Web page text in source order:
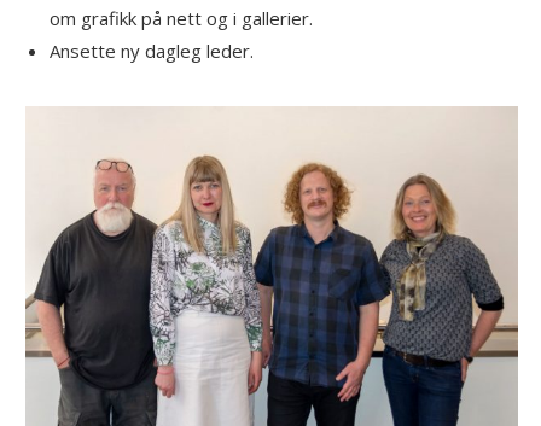
om grafikk på nett og i gallerier.
Ansette ny dagleg leder.